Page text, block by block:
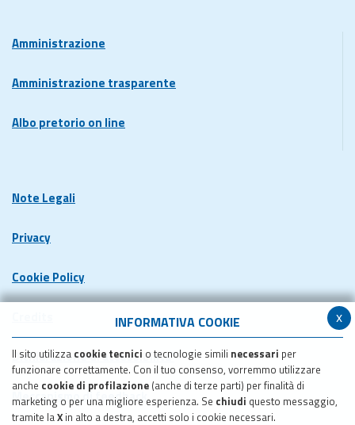
x
INFORMATIVA COOKIE
Il sito utilizza cookie tecnici o tecnologie simili necessari per
funzionare correttamente. Con il tuo consenso, vorremmo utilizzare
anche cookie di profilazione (anche di terze parti) per finalità di
marketing o per una migliore esperienza. Se chiudi questo messaggio,
tramite laX in alto a destra, accetti solo i cookie necessari.
Amministrazione
Amministrazione trasparente
Albo pretorio on line
Note Legali
Privacy
Cookie Policy
Dichiarazione di accessibilita'
Meccanismo di feedback